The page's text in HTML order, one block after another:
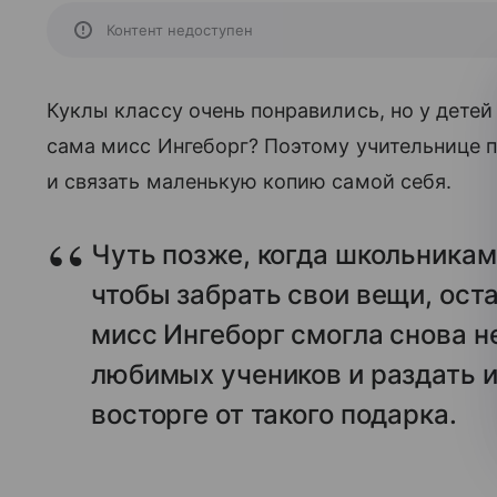
Контент недоступен
Куклы классу очень понравились, но у
сама мисс Ингеборг? Поэтому учительнице
и связать маленькую копию самой себя.
Чуть позже, когда
чтобы забрать свои вещи,
мисс Ингеборг смогла снова
любимых учеников и раздать
восторге от такого подарка.